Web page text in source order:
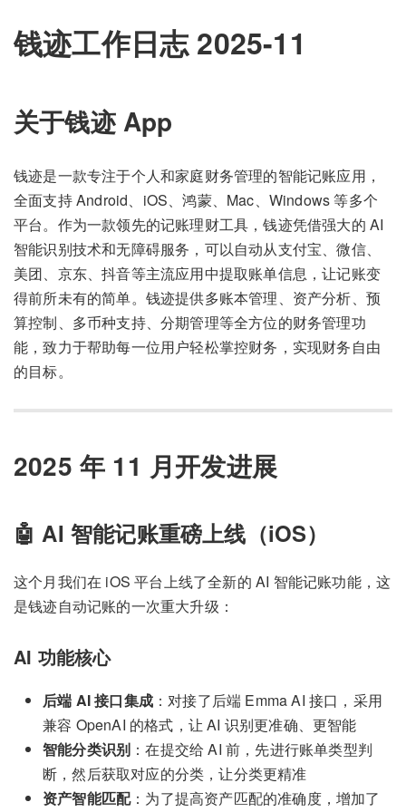
钱迹工作日志 2025-11
关于钱迹 App
钱迹是一款专注于个人和家庭财务管理的智能记账应用，
全面支持 Android、iOS、鸿蒙、Mac、Windows 等多个
平台。作为一款领先的记账理财工具，钱迹凭借强大的 AI
智能识别技术和无障碍服务，可以自动从支付宝、微信、
美团、京东、抖音等主流应用中提取账单信息，让记账变
得前所未有的简单。钱迹提供多账本管理、资产分析、预
算控制、多币种支持、分期管理等全方位的财务管理功
能，致力于帮助每一位用户轻松掌控财务，实现财务自由
的目标。
2025 年 11 月开发进展
🤖 AI 智能记账重磅上线（iOS）
这个月我们在 iOS 平台上线了全新的 AI 智能记账功能，这
是钱迹自动记账的一次重大升级：
AI 功能核心
后端 AI 接口集成 ：对接了后端 Emma AI 接口，采用
兼容 OpenAI 的格式，让 AI 识别更准确、更智能
智能分类识别 ：在提交给 AI 前，先进行账单类型判
断，然后获取对应的分类，让分类更精准
资产智能匹配：为了提高资产匹配的准确度，增加了